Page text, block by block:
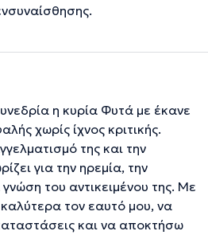
η κυρία Φυτά με έκανε
χωρίς ίχνος κριτικής.
της και την
για την ηρεμία, την
του αντικειμένου της. Με
τον εαυτό μου, να
και να αποκτήσω